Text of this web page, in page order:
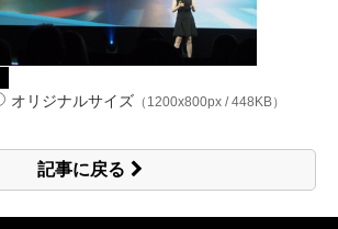
オリジナルサイズ （1200x800px / 448KB）
記事に戻る